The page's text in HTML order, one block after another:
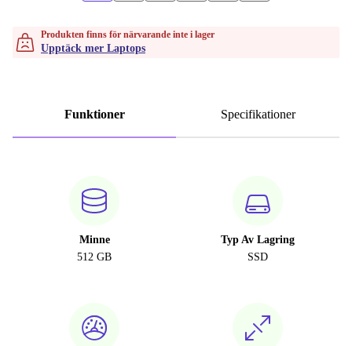
Produkten finns för närvarande inte i lager
Upptäck mer Laptops
Funktioner Specifikationer
Minne
512 GB
Typ Av Lagring
SSD